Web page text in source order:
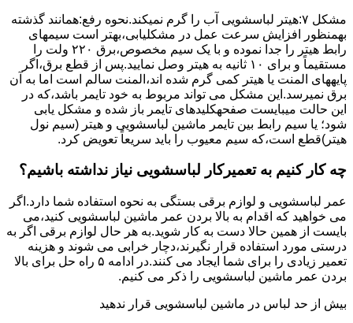
مشکل ۷:ﻫﯿﺘﺮ لباسشویی آب را ﮔﺮم نمیکند.نحوه رﻓﻊ:ﻫﻤﺎﻧﻨﺪ ﮔﺬﺷﺘﻪ
بهمنظور اﻓﺰاﯾﺶ ﺳﺮﻋﺖ ﻋﻤﻞ در مشکلیابی،بهتر است سیمهای
راﺑﻂ ﻫﯿﺘﺮ را ﺟﺪا ﻧﻤﻮده و ﺑﺎ ﯾﮏ ﺳﯿﻢ ﻣﺨﺼﻮص،برق ۲۲۰ ولت را
مستقیماً و برای ۱۰ ﺛﺎﻧﯿﻪ ﺑﻪ ﻫﯿﺘﺮ وصل نمایید.ﭘﺲ از ﻗﻄﻊ ﺑﺮق،اﮔﺮ
پایههای اﻟﻤﻨﺖ یا هیتر کمی ﮔﺮم ﺷﺪه اند،اﻟﻤﻨﺖ ﺳﺎﻟﻢ است اما ﺑﻪ آن
ﺑﺮق نمیرسد.اﯾﻦ ﻣﺸﮑﻞ می تواند مربوط به ﺧﻮد ﺗﺎﯾﻤﺮ باشد،ﮐﻪ در
این حالت میبایست صفحهکلیدهای ﺗﺎﯾﻤﺮ باز شده و مشکل یابی
شود؛ ﯾﺎ ﺳﯿﻢ راﺑﻂ ﺑﯿﻦ ﺗﺎﯾﻤﺮ ماشین لباسشویی و ﻫﯿﺘﺮ (سیم ﻧﻮل
ﻫﯿﺘﺮ)ﻗﻄﻊ اﺳﺖ،ﮐﻪ ﺳﯿﻢ ﻣﻌﯿﻮب را ﺑﺎﯾﺪ سریعاً ﺗﻌﻮﯾﺾ کرد.
چه کار کنیم به تعمیرکار لباسشویی نیاز نداشته باشیم؟
عمر لباسشویی و لوازم برقی بستگی به نحوه استفاده شما دارد.اگر
می خواهید که اقدام به بالا بردن عمر ماشین لباسشویی کنید،می
بایست از همین حالا دست به کار شوید.به هر حال لوازم برقی اگر به
درستی مورد استفاده قرار نگیرند،دچار خرابی می شوند و هزینه
تعمیر زیادی را برای شما ایجاد می کنند.در ادامه ۵ راه حل برای بالا
بردن عمر ماشین لباسشویی را ذکر می کنیم.
بیش از حد لباس در ماشین لباسشویی قرار ندهید